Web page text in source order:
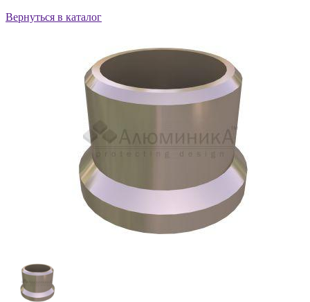
Вернуться в каталог